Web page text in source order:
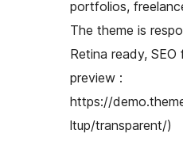
portfolios,
The theme is
Retina ready, SEO
preview :
https://
ltup/transparent/)